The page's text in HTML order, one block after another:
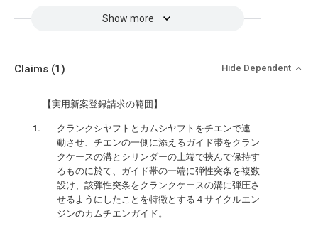
Show more
Claims (1) Hide Dependent
【実用新案登録請求の範囲】
クランクシヤフトとカムシヤフトをチエンで連
動させ、チエンの一側に添えるガイド帯をクラン
クケースの溝とシリンダーの上端で挾んで保持す
るものに於て、ガイド帯の一端に弾性突条を複数
設け、該弾性突条をクランクケースの溝に弾圧さ
せるようにしたことを特徴とする４サイクルエン
ジンのカムチエンガイド。